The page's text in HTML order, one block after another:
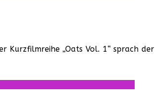
Kurzfilmreihe „Oats Vol. 1“ sprach der